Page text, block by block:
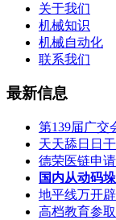
关于我们
机械知识
机械自动化
联系我们
最新信息
第139届广交
天天舔日日
德荣医链申
国内从动码
地平线万开
高档教育参